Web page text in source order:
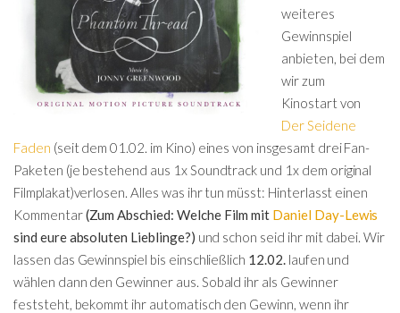
weiteres
Gewinnspiel
anbieten, bei dem
wir zum
Kinostart von
Der Seidene
Faden (seit dem 01.02. im Kino) eines von insgesamt drei Fan-
Paketen (je bestehend aus 1x Soundtrack und 1x dem original
Filmplakat)verlosen. Alles was ihr tun müsst: Hinterlasst einen
Kommentar(Zum Abschied: Welche Film mit Daniel Day-Lewis
sind eure absoluten Lieblinge?) und schon seid ihr mit dabei. Wir
lassen das Gewinnspiel bis einschließlich 12.02. laufen und
wählen dann den Gewinner aus. Sobald ihr als Gewinner
feststeht, bekommt ihr automatisch den Gewinn, wenn ihr